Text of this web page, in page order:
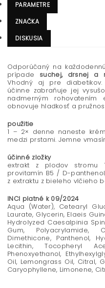
PARAMETRE
ZNAČKA
DISKUSIA
Odporúčaný na
prípade suchej, drsnej a
Vhodný aj pre diabetikov.
účinne zabraňuje jej
nadmerným rohovatením
obnovuje hladkosť a
použitie
1 – 2× denne naneste
medzi prstami. Jemne
účinné zložky
extrakt z plodov stromu
provitamín B5 / D-
z extraktu z bieleho vlčieho
INCI platné k 09/2024
Aqua (Water), Cetearyl
Laurate, Glycerin, Elaeis
Hydrolyzed Caesalpinia
Gum, Polyacrylamide,
Dimethicone, Panthenol,
Lecithin, Tocopheryl
Phenoxyethanol,
Oil, Lemongrass Oil, Citral,
Caryophyllene, Limonene,